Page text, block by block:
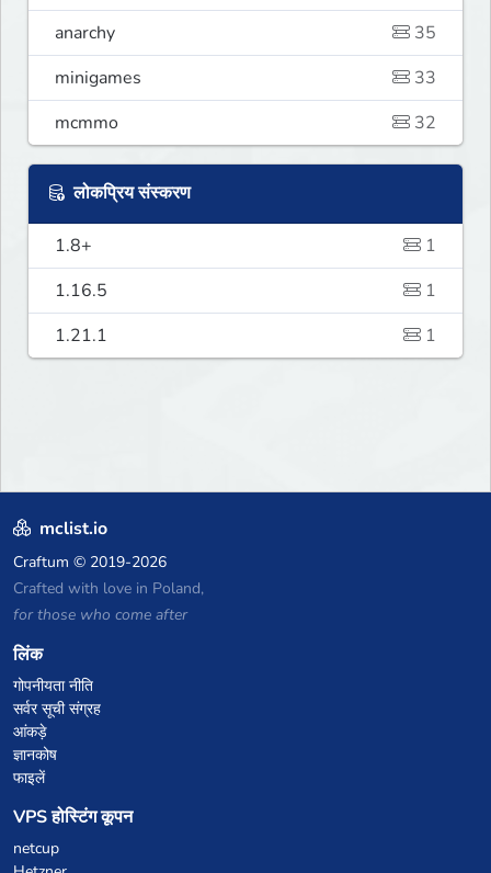
anarchy
35
minigames
33
mcmmo
32
लोकप्रिय संस्करण
1.8+
1
1.16.5
1
1.21.1
1
mclist.io
Craftum © 2019-2026
Crafted with love in Poland,
for those who come after
लिंक
गोपनीयता नीति
सर्वर सूची संग्रह
आंकड़े
ज्ञानकोष
फाइलें
VPS होस्टिंग कूपन
netcup